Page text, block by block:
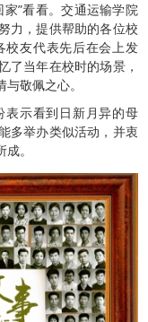
”看看。交通运输学院
力，提供帮助的各位校
校友代表先后在会上发
了当年在校时的场景，
敬佩之心。
表示看到日新月异的母
多举办类似活动，并衷
。